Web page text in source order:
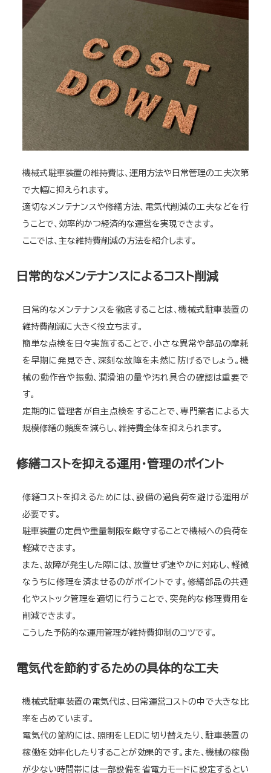
機械式駐車装置の維持費は、運用方法や日常管理の工夫次第
で大幅に抑えられます。
適切なメンテナンスや修繕方法、電気代削減の工夫などを行
うことで、効率的かつ経済的な運営を実現できます。
ここでは、主な維持費削減の方法を紹介します。
日常的なメンテナンスによるコスト削減
日常的なメンテナンスを徹底することは、機械式駐車装置の
維持費削減に大きく役立ちます。
簡単な点検を日々実施することで、小さな異常や部品の摩耗
を早期に発見でき、深刻な故障を未然に防げるでしょう。機
械の動作音や振動、潤滑油の量や汚れ具合の確認は重要で
す。
定期的に管理者が自主点検をすることで、専門業者による大
規模修繕の頻度を減らし、維持費全体を抑えられます。
修繕コストを抑える運用・管理のポイント
修繕コストを抑えるためには、設備の過負荷を避ける運用が
必要です。
駐車装置の定員や重量制限を厳守することで機械への負荷を
軽減できます。
また、故障が発生した際には、放置せず速やかに対応し、軽微
なうちに修理を済ませるのがポイントです。修繕部品の共通
化やストック管理を適切に行うことで、突発的な修理費用を
削減できます。
こうした予防的な運用管理が維持費抑制のコツです。
電気代を節約するための具体的な工夫
機械式駐車装置の電気代は、日常運営コストの中で大きな比
率を占めています。
電気代の節約には、照明をLEDに切り替えたり、駐車装置の
稼働を効率化したりすることが効果的です。また、機械の稼働
が少ない時間帯には一部設備を省電力モードに設定するとい